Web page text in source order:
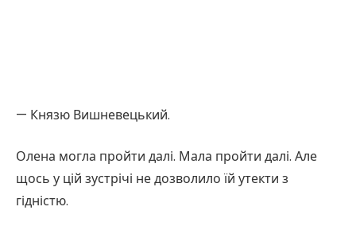
— Князю Вишневецький.
Олена могла пройти далі. Мала пройти далі. Але
щось у цій зустрічі не дозволило їй утекти з
гідністю.